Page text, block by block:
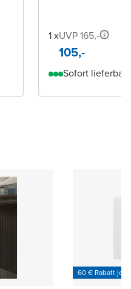
1 xUVP 165,-
105,-
Sofort lieferbar
60 € Rabatt je